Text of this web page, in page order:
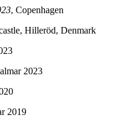
, Copenhagen
Hilleröd, Denmark
2023
2019